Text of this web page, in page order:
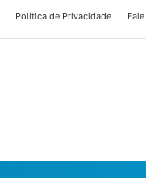
Política de Privacidade